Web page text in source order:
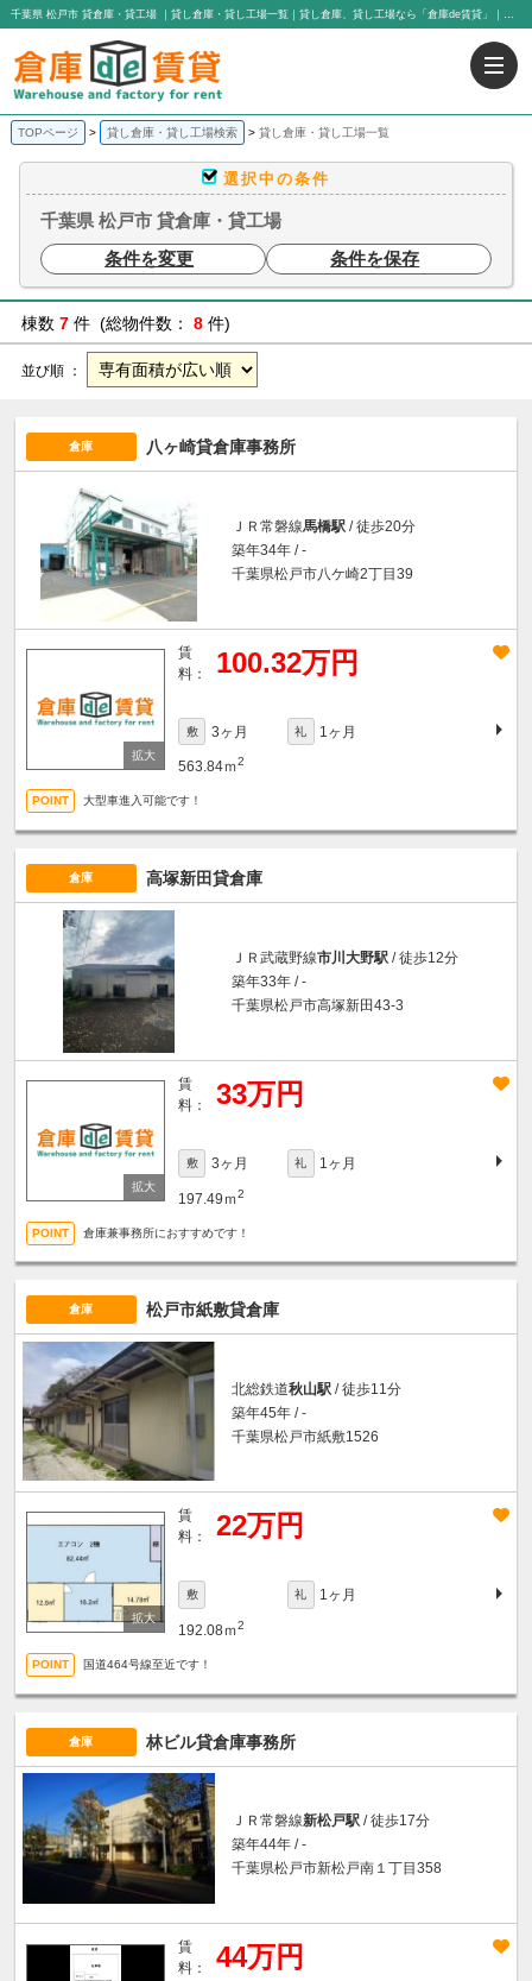
千葉県 松戸市 貸倉庫・貸工場 ｜貸し倉庫・貸し工場一覧｜貸し倉庫、貸し工場なら「倉庫de賃貸」｜有限会社アイエヌジー・トゥエンティーワン
TOPページ 貸し倉庫・貸し工場検索 貸し倉庫・貸し工場一覧
選択中の条件
千葉県 松戸市 貸倉庫・貸工場
条件を変更
条件を保存
棟数 7 件 (総物件数： 8 件)
並び順 ：
倉庫 八ヶ崎貸倉庫事務所
ＪＲ常磐線馬橋駅 / 徒歩20分
築年34年 / -
千葉県松戸市八ケ崎2丁目39
賃
料：
100.32万円
敷 3ヶ月 礼 1ヶ月
563.84ｍ2
大型車進入可能です！
倉庫 高塚新田貸倉庫
ＪＲ武蔵野線市川大野駅 / 徒歩12分
築年33年 / -
千葉県松戸市高塚新田43-3
賃
料：
33万円
敷 3ヶ月 礼 1ヶ月
197.49ｍ2
倉庫兼事務所におすすめです！
倉庫 松戸市紙敷貸倉庫
北総鉄道秋山駅 / 徒歩11分
築年45年 / -
千葉県松戸市紙敷1526
賃
料：
22万円
敷 礼 1ヶ月
192.08ｍ2
国道464号線至近です！
倉庫 林ビル貸倉庫事務所
ＪＲ常磐線新松戸駅 / 徒歩17分
築年44年 / -
千葉県松戸市新松戸南１丁目358
賃
料：
44万円